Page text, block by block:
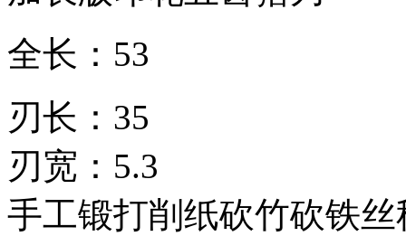
全长：53
刃长：35
刃宽：5.3
手工锻打削纸砍竹砍铁